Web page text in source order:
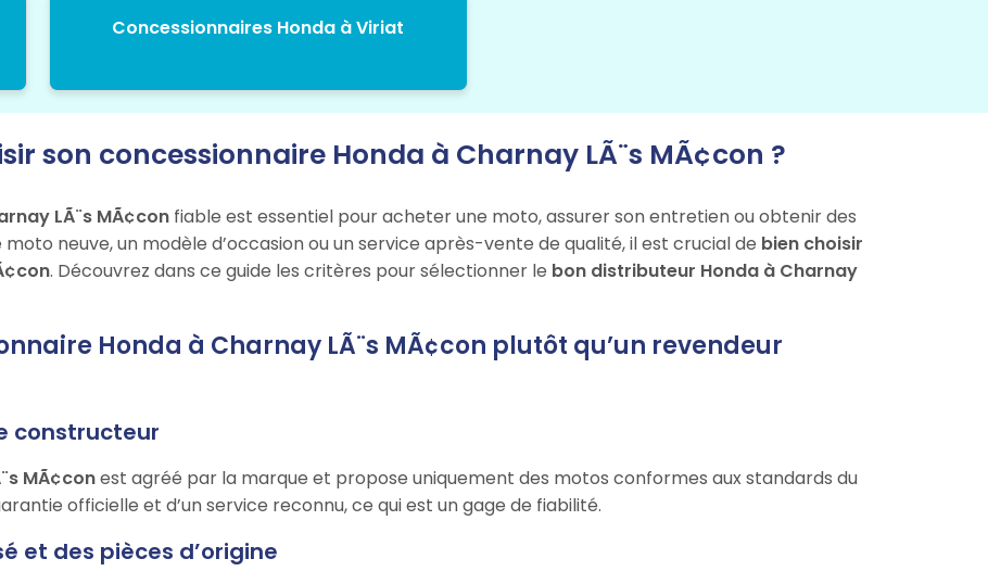
Concessionnaires Honda à Viriat
son concessionnaire Honda à Charnay LÃ¨s MÃ¢con ?
LÃ¨s MÃ¢con fiable est essentiel pour acheter une moto, assurer son entretien ou obtenir des
moto neuve, un modèle d’occasion ou un service après-vente de qualité, il est crucial de bien choisir
. Découvrez dans ce guide les critères pour sélectionner le bon distributeur Honda à Charnay
Honda à Charnay LÃ¨s MÃ¢con plutôt qu’un revendeur
constructeur
MÃ¢conest agréé par la marque et propose uniquement des motos conformes aux standards du
officielle et d’un service reconnu, ce qui est un gage de fiabilité.
et des pièces d’origine